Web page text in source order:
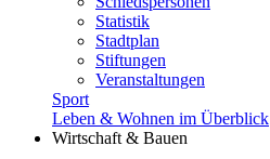
Statistik
Stadtplan
Stiftungen
Veranstaltungen
Sport
Leben & Wohnen im Überblick
Wirtschaft & Bauen